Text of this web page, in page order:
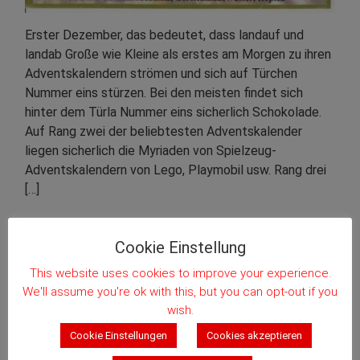
Erster Dezember, das bedeutet, dass landauf und
landab Große wie Kleine als erstes am Morgen zu ihren
Adventskalendern strömen und sich auf Türchen
Nummer eins stürzen. Bei den meisten findet sich
hinter dem Türla Nummer eins sicherlich Schokolade.
Auf Rang zwei der beliebtesten Adventskalender
liegen sicherlich die Myriaden von Spielzeug-
Adventskalendern von Lego, Playmobil usw. Rang drei
[…]
Kommentieren
Weiterlesen
Cookie Einstellung
This website uses cookies to improve your experience.
We'll assume you're ok with this, but you can opt-out if you
wish.
Cookie Einstellungen Cookies akzeptieren